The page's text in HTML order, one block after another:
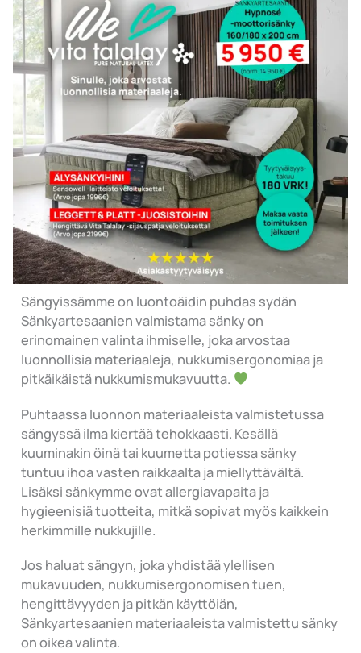
Sängyissämme on luontoäidin puhdas sydän
Sänkyartesaanien valmistama sänky on
erinomainen valinta ihmiselle, joka arvostaa
luonnollisia materiaaleja, nukkumisergonomiaa ja
pitkäikäistä nukkumismukavuutta.
Puhtaassa luonnon materiaaleista valmistetussa
sängyssä ilma kiertää tehokkaasti. Kesällä
kuuminakin öinä tai kuumetta potiessa sänky
tuntuu ihoa vasten raikkaalta ja miellyttävältä.
Lisäksi sänkymme ovat allergiavapaita ja
hygieenisiä tuotteita, mitkä sopivat myös kaikkein
herkimmille nukkujille.
Jos haluat sängyn, joka yhdistää ylellisen
mukavuuden, nukkumisergonomisen tuen,
hengittävyyden ja pitkän käyttöiän,
Sänkyartesaanien materiaaleista valmistettu sänky
on oikea valinta.